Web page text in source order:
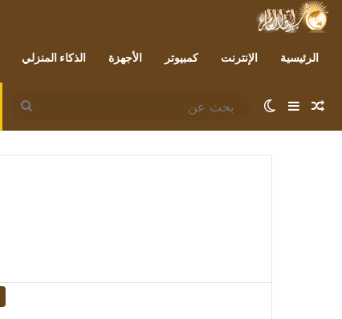
الرئيسية الإنترنت كمبيوتر الأجهزة الذكاء المنزلي
مقال عشوائي
إضافة عمود جانبي
الوضع المظلم
بحث
عن